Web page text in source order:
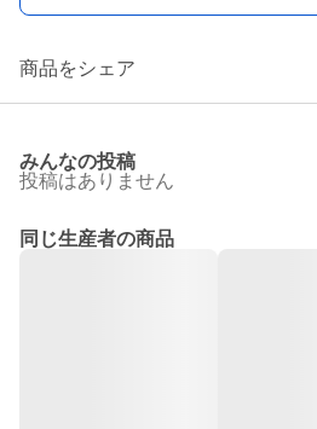
商品をシェア
みんなの投稿
投稿はありません
同じ生産者の商品